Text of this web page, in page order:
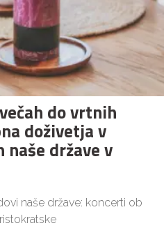
do vrtnih
doživetja v
države v
naše države: koncerti ob